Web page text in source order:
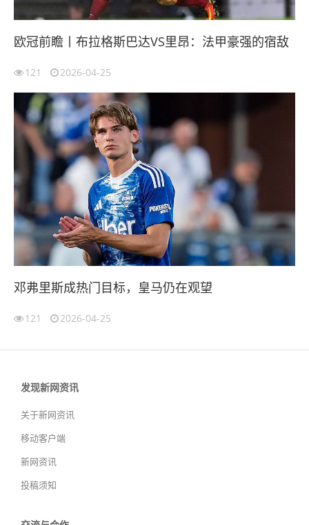
欧冠前瞻丨布拉格斯巴达VS里昂：法甲豪强的宿敌
121 2026-04-25
邓弗里斯成热门目标，皇马仍在观望
121 2026-04-25
发现新网资讯
关于新网资讯
移动客户端
新网资讯
投稿须知